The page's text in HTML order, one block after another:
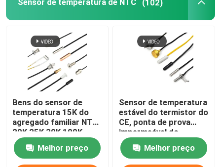
Sensor de temperatura de NTC (102)
Bens do sensor de
temperatura 15K do
agregado familiar NTC
20K 25K 30K 100K
Melhor preço
Sensor de temperatura
estável do termistor do
CE, ponta de prova
impermeável do
termistor de NTC
Melhor preço